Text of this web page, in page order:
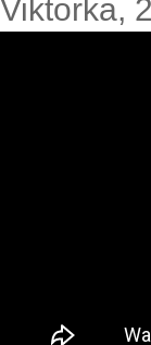
Viktorka,